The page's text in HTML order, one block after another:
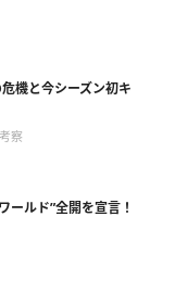
機と今シーズン初キ
察
ールド”全開を宣言！